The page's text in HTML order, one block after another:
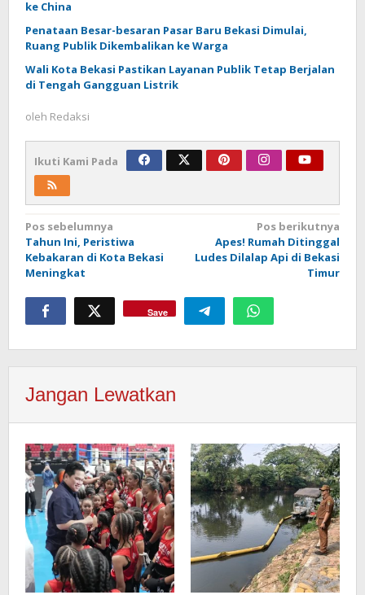
ke China
Penataan Besar-besaran Pasar Baru Bekasi Dimulai,
Ruang Publik Dikembalikan ke Warga
Wali Kota Bekasi Pastikan Layanan Publik Tetap Berjalan
di Tengah Gangguan Listrik
oleh Redaksi
Ikuti Kami Pada
Navigasi
pos
Pos sebelumnya
Tahun Ini, Peristiwa
Kebakaran di Kota Bekasi
Meningkat
Pos berikutnya
Apes! Rumah Ditinggal
Ludes Dilalap Api di Bekasi
Timur
Save
Jangan Lewatkan